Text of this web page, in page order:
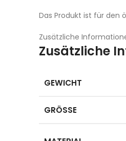
Das Produkt ist für den
Zusätzliche
Zusätzliche
GEWICHT
GRÖSSE